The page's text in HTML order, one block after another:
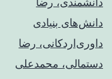
دانش‌های بنیادی
داوری‌اردکانی، رضا
دستمالی، محمدعلی